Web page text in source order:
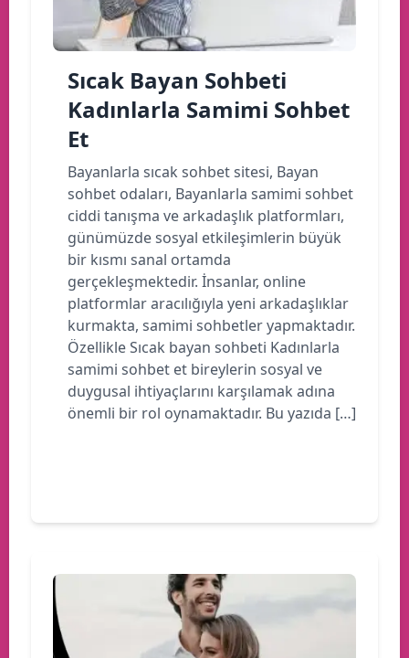
Sıcak Bayan Sohbeti
Kadınlarla Samimi Sohbet
Et
Bayanlarla sıcak sohbet sitesi, Bayan
sohbet odaları, Bayanlarla samimi sohbet
ciddi tanışma ve arkadaşlık platformları,
günümüzde sosyal etkileşimlerin büyük
bir kısmı sanal ortamda
gerçekleşmektedir. İnsanlar, online
platformlar aracılığıyla yeni arkadaşlıklar
kurmakta, samimi sohbetler yapmaktadır.
Özellikle Sıcak bayan sohbeti Kadınlarla
samimi sohbet et bireylerin sosyal ve
duygusal ihtiyaçlarını karşılamak adına
önemli bir rol oynamaktadır. Bu yazıda […]